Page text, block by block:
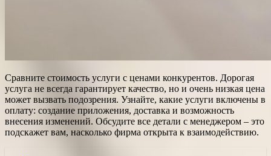
Сравните стоимость услуги с ценами конкурентов. Дорогая
услуга не всегда гарантирует качество, но и очень низкая цена
может вызвать подозрения. Узнайте, какие услуги включены в
оплату: создание приложения, доставка и возможность
внесения изменений. Обсудите все детали с менеджером – это
подскажет вам, насколько фирма открыта к взаимодействию.